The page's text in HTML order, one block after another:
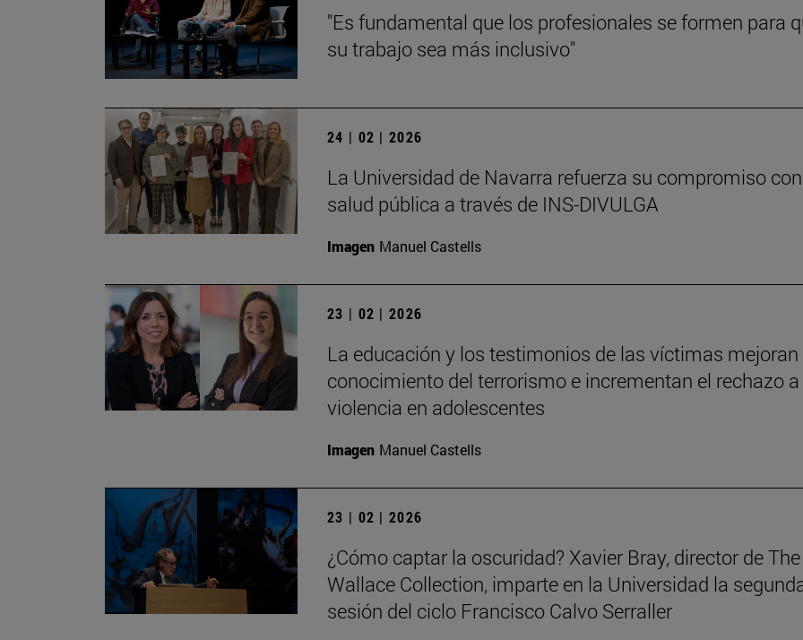
"Es fundamental que los profesionales se formen para
su trabajo sea más inclusivo"
24 | 02 | 2026
La Universidad de Navarra refuerza su compromiso
salud pública a través de INS-DIVULGA
Imagen Manuel Castells
23 | 02 | 2026
La educación y los testimonios de las víctimas mejoran
conocimiento del terrorismo e incrementan el rechazo
violencia en adolescentes
Imagen Manuel Castells
23 | 02 | 2026
¿Cómo captar la oscuridad? Xavier Bray, director de The
Wallace Collection, imparte en la Universidad la
sesión del ciclo Francisco Calvo Serraller